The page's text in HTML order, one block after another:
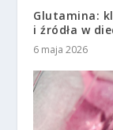
Glutamina:
i źródła w
6 maja 2026